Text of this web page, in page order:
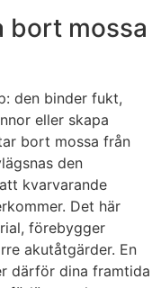
bort mossa
den binder fukt,
eller skapa
bort mossa från
den
kvarvarande
Det här
förebygger
akutåtgärder. En
därför dina framtida